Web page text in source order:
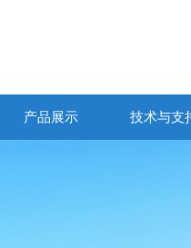
产品展示 技术与支